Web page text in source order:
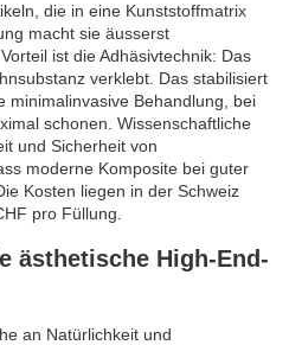
die in eine Kunststoffmatrix
macht sie äusserst
ist die Adhäsivtechnik: Das
verklebt. Das stabilisiert
minimalinvasive Behandlung, bei
schonen. Wissenschaftliche
und Sicherheit von
moderne Komposite bei guter
Kosten liegen in der Schweiz
pro Füllung.
ästhetische High-End-
an Natürlichkeit und